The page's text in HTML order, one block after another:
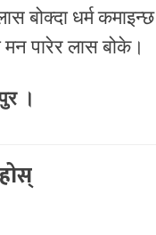
बोक्दा धर्म
पारेर लास बोके।
।